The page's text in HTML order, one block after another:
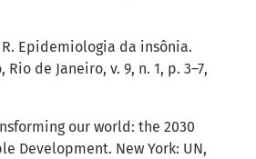
R. Epidemiologia da insônia.
de Janeiro, v. 9, n. 1, p. 3–7,
our world: the 2030
Development. New York: UN,